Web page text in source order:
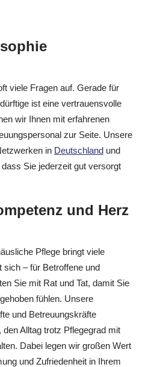
viele Fragen auf. Gerade für
ist eine vertrauensvolle
wir Ihnen mit erfahrenen
zur Seite. Unsere
in Deutschland und
Sie jederzeit gut versorgt
und Herz
Pflege bringt viele
sich – für Betroffene und
Sie mit Rat und Tat, damit Sie
fühlen. Unsere
und Betreuungskräfte
Alltag trotz Pflegegrad mit
Dabei legen wir großen Wert
und Zufriedenheit in Ihrem